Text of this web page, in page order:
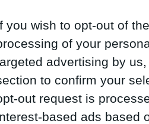
you wish to opt-out of
of your
advertising by
to confirm your
out request is
based ads based